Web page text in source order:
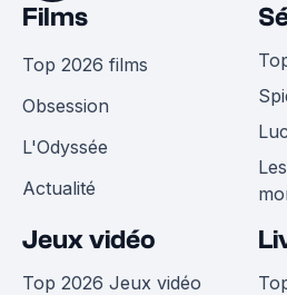
Films
Top 2026 films
Obsession
L'Odyssée
Actualité
Jeux vidéo
Top 2026 Jeux vidéo